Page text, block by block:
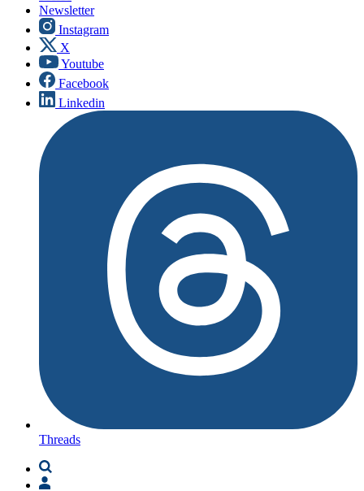
Newsletter
Instagram
X
Youtube
Facebook
Linkedin
Threads